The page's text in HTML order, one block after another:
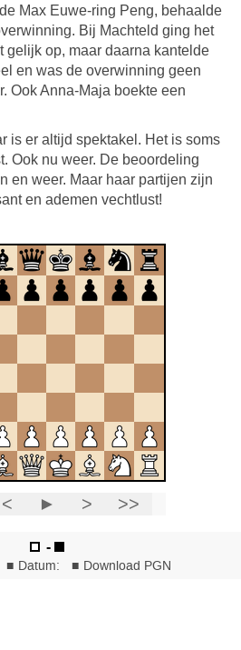
Max Euwe-ring Peng, behaalde
Bij Machteld ging het
gelijk op, maar daarna kantelde
en was de overwinning geen
Ook Anna-Maja boekte een
is er altijd spektakel. Het is soms
Ook nu weer. De beoordeling
en weer. Maar haar partijen zijn
en ademen vechtlust!